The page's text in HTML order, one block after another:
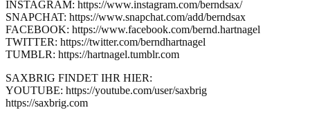
INSTAGRAM: https://www.instagram.com/berndsax/
SNAPCHAT: https://www.snapchat.com/add/berndsax
FACEBOOK: https://www.facebook.com/bernd.hartnagel
TWITTER: https://twitter.com/berndhartnagel
TUMBLR: https://hartnagel.tumblr.com
SAXBRIG FINDET IHR HIER:
YOUTUBE: https://youtube.com/user/saxbrig
https://saxbrig.com